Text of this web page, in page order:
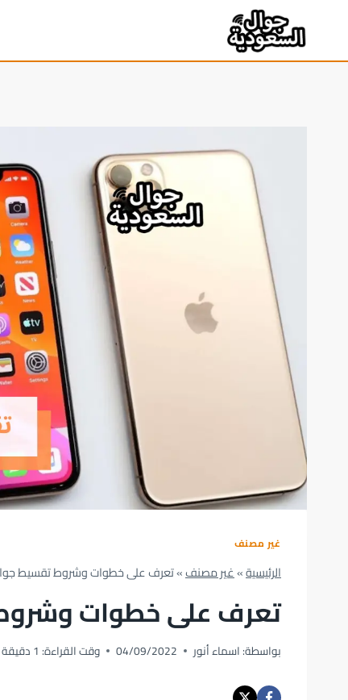
المحتوى
غير مصنف
الرئيسية»غير مصنف»تعرف على خطوات وشروط تقسيط
تعرف على خطوات
بواسطة:اسماء أنور 04/09/2022 وقت القراءة: 1دقيقة